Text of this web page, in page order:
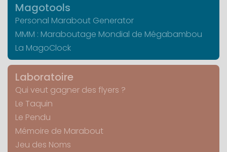
Magotools
Personal Marabout Generator
MMM : Maraboutage Mondial de Mégabambou
La MagoClock
Laboratoire
Qui veut gagner des flyers ?
Le Taquin
Le Pendu
Mémoire de Marabout
Jeu des Noms